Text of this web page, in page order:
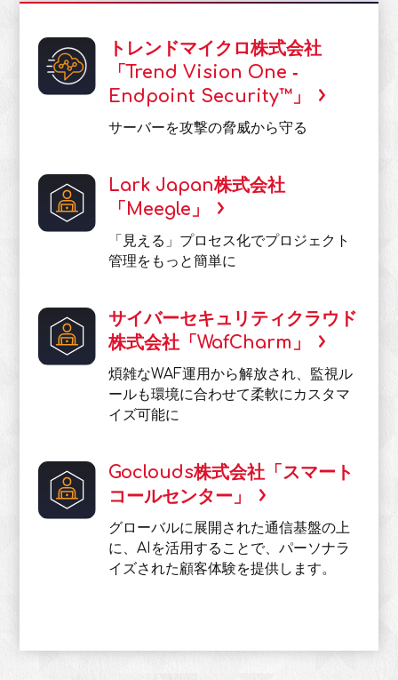
トレンドマイクロ株式会社
「Trend Vision One ‐
Endpoint Security™」
サーバーを攻撃の脅威から守る
Lark Japan株式会社
「Meegle」
「見える」プロセス化でプロジェクト
管理をもっと簡単に
サイバーセキュリティクラウド
株式会社「WafCharm」
煩雑なWAF運用から解放され、監視ル
ールも環境に合わせて柔軟にカスタマ
イズ可能に
Goclouds株式会社「スマート
コールセンター」
グローバルに展開された通信基盤の上
に、AIを活用することで、パーソナラ
イズされた顧客体験を提供します。